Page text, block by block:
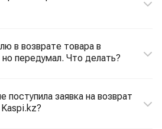
в возврате товара в
передумал. Что делать?
поступила заявка на возврат